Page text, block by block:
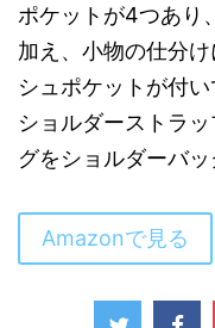
ポケットが4つあり
加え、小物の仕分
シュポケットが付い
ショルダーストラ
グをショルダーバッ
Amazonで見る